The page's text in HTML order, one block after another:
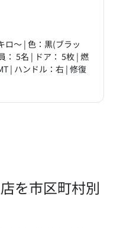
ロ～ | 色：黒(ブラッ
： 5名 | ドア： 5枚 | 燃
| ハンドル：右 | 修復
を市区町村別